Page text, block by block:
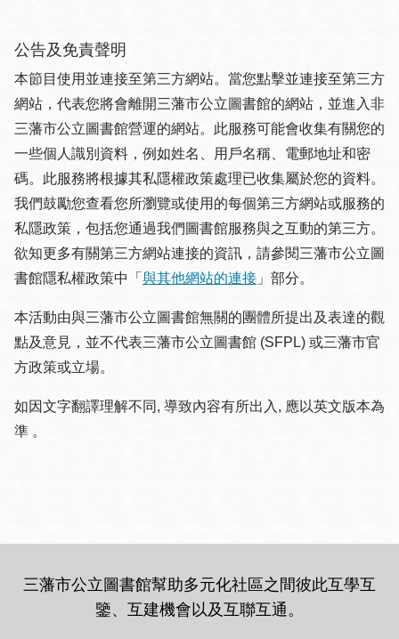
公告及免責聲明
本節目使用並連接至第三方網站。當您點擊並連接至第三方
網站，代表您將會離開三藩市公立圖書館的網站，並進入非
三藩市公立圖書館營運的網站。此服務可能會收集有關您的
一些個人識別資料，例如姓名、用戶名稱、電郵地址和密
碼。此服務將根據其私隱權政策處理已收集屬於您的資料。
我們鼓勵您查看您所瀏覽或使用的每個第三方網站或服務的
私隱政策，包括您通過我們圖書館服務與之互動的第三方。
欲知更多有關第三方網站連接的資訊，請參閱三藩市公立圖
書館隱私權政策中「 與其他網站的連接 」部分。
本活動由與三藩市公立圖書館無關的團體所提出及表達的觀
點及意見，並不代表三藩市公立圖書館 (SFPL) 或三藩市官
方政策或立場。
如因文字翻譯理解不同, 導致內容有所出入, 應以英文版本為
準 。
三藩市公立圖書館幫助多元化社區之間彼此互學互
鑒、互建機會以及互聯互通。